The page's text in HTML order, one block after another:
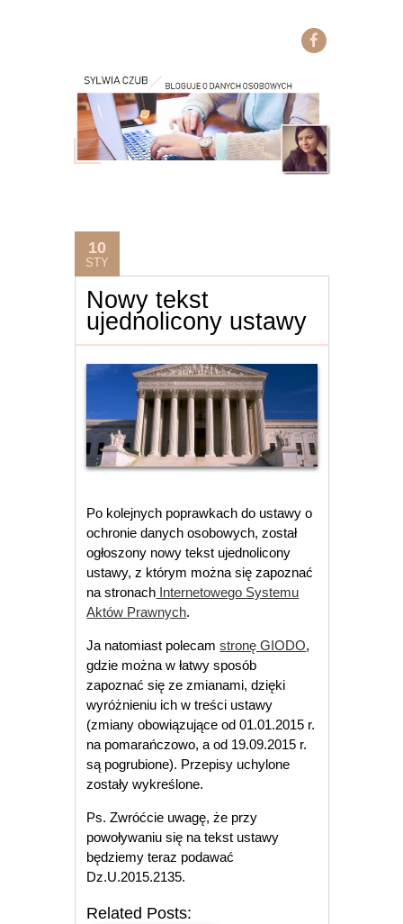
10
STY
Nowy tekst
ujednolicony ustawy
Po kolejnych poprawkach do ustawy o
ochronie danych osobowych, został
ogłoszony nowy tekst ujednolicony
ustawy, z którym można się zapoznać
na stronach Internetowego Systemu
Aktów Prawnych.
Ja natomiast polecamstronę GIODO,
gdzie można w łatwy sposób
zapoznać się ze zmianami, dzięki
wyróżnieniu ich w treści ustawy
(zmiany obowiązujące od 01.01.2015 r.
na pomarańczowo, a od 19.09.2015 r.
są pogrubione). Przepisy uchylone
zostały wykreślone.
Ps. Zwróćcie uwagę, że przy
powoływaniu się na tekst ustawy
będziemy teraz podawać
Dz.U.2015.2135.
Related Posts: